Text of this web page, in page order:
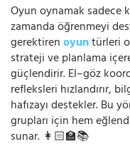
Oyun oynamak sadece
zamanda öğrenmeyi
gerektirenoyuntürleri
strateji ve planlama
güçlendirir. El–göz
refleksleri hızlandırır,
hafızayı destekler. Bu
grupları için hem
sunar. 👩🏻‍🏫📚